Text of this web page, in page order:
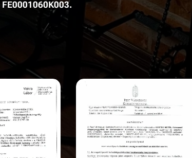
FE0001060K003.